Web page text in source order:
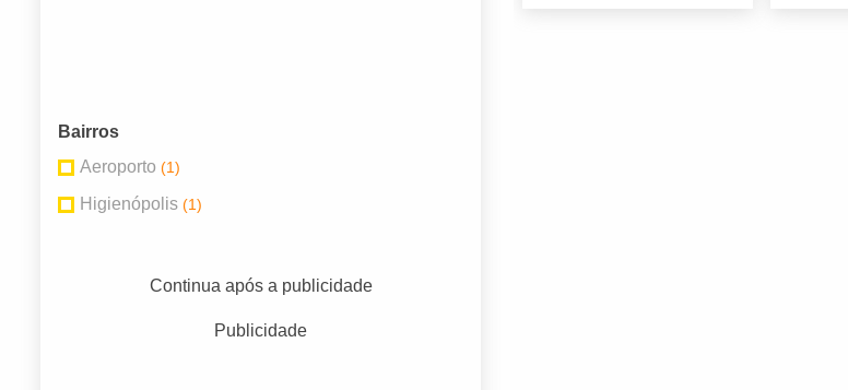
Bairros
Aeroporto (1)
Higienópolis (1)
Continua após a publicidade
Publicidade